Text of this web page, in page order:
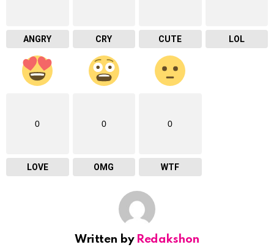
ANGRY CRY CUTE LOL
0
LOVE
0
OMG
0
WTF
Written by Redakshon